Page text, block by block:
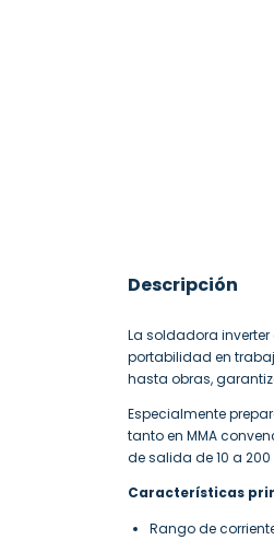
Descripción
La soldadora
portabilidad en
hasta obras,
Especialmente
tanto en MMA
de salida de 10 a
Características
Rango de